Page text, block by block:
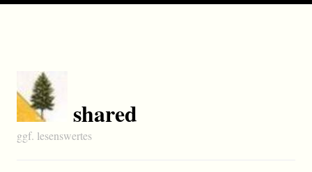
shared
ggf. lesenswertes